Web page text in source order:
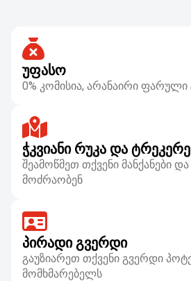
ᲣᲤᲐᲡᲝ
0% კომისია, არანაირი
ᲭᲙᲕᲘᲐᲜᲘ ᲠᲣᲙᲐ ᲓᲐ
შეამოწმეთ თქვენი მანქანები
მოძრაობენ
ᲞᲘᲠᲐᲓᲘ ᲒᲕᲔᲠᲓᲘ
გაუზიარეთ თქვენი გვერდი
მომხმარებელს